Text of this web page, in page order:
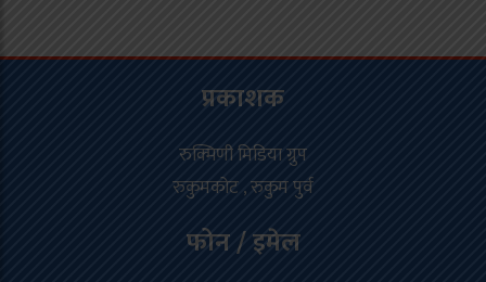
प्रकाशक
रुक्मिणी मिडिया ग्रुप
रुकुमकोट , रुकुम पुर्व
फोन / इमेल